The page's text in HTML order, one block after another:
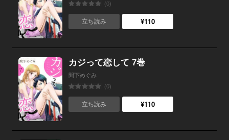
(0)
立ち読み ¥110
カジって恋して 7巻
間下めぐみ
(0)
立ち読み ¥110